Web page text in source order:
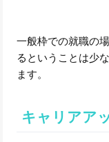
一般枠での就職の
るということは少
ます。
キャリアア